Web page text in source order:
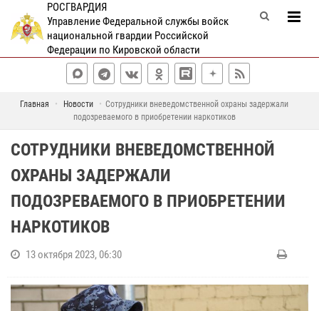
РОСГВАРДИЯ
Управление Федеральной службы войск
национальной гвардии Российской
Федерации по Кировской области
Главная Новости
Сотрудники вневедомственной охраны задержали
подозреваемого в приобретении наркотиков
СОТРУДНИКИ ВНЕВЕДОМСТВЕННОЙ
ОХРАНЫ ЗАДЕРЖАЛИ
ПОДОЗРЕВАЕМОГО В ПРИОБРЕТЕНИИ
НАРКОТИКОВ
13 октября 2023, 06:30